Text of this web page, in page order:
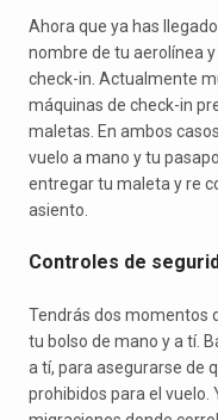
Ahora que ya has
nombre de tu aerolínea
check-in. Actualmente
máquinas de check-in
maletas. En ambos
vuelo a mano y tu
entregar tu maleta y re
asiento.
Controles de
Tendrás dos momentos
tu bolso de mano y a tí.
a tí, para asegurarse de
prohibidos para el vuelo.